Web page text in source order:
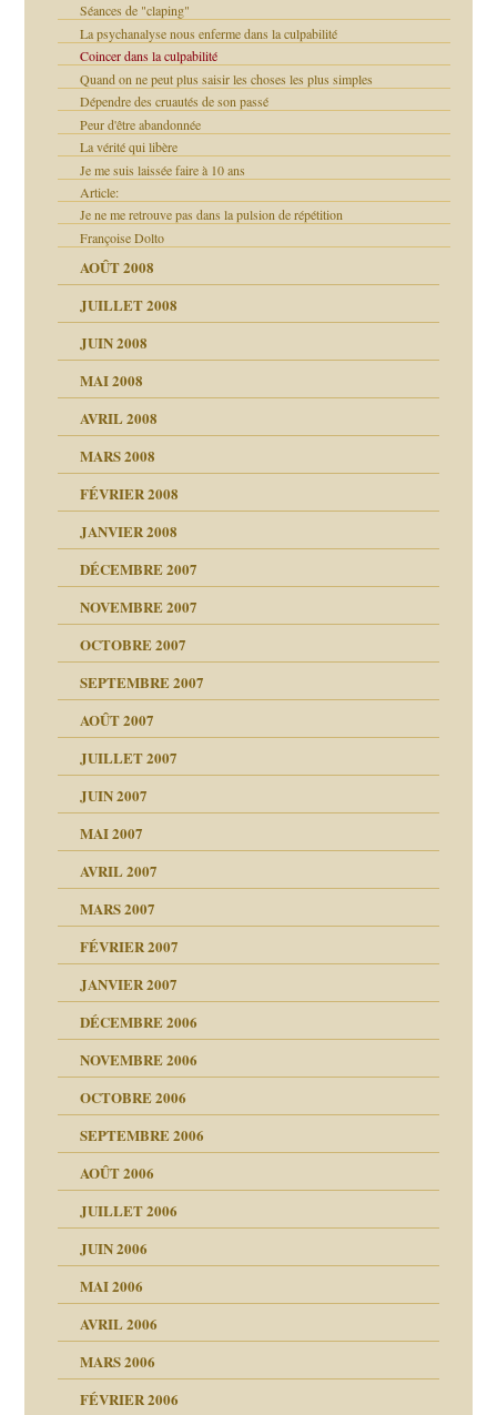
Séances de "claping"
La psychanalyse nous enferme dans la culpabilité
Coincer dans la culpabilité
Quand on ne peut plus saisir les choses les plus simples
Dépendre des cruautés de son passé
Peur d'être abandonnée
La vérité qui libère
Je me suis laissée faire à 10 ans
Article:
Je ne me retrouve pas dans la pulsion de répétition
Françoise Dolto
AOÛT 2008
JUILLET 2008
JUIN 2008
MAI 2008
aujourd’hui
thérapeutiques
AVRIL 2008
MARS 2008
FÉVRIER 2008
à lui
JANVIER 2008
DÉCEMBRE 2007
printemps
NOVEMBRE 2007
OCTOBRE 2007
SEPTEMBRE 2007
AOÛT 2007
JUILLET 2007
JUIN 2007
MAI 2007
AVRIL 2007
MARS 2007
FÉVRIER 2007
JANVIER 2007
DÉCEMBRE 2006
NOVEMBRE 2006
OCTOBRE 2006
SEPTEMBRE 2006
AOÛT 2006
JUILLET 2006
JUIN 2006
MAI 2006
AVRIL 2006
MARS 2006
FÉVRIER 2006